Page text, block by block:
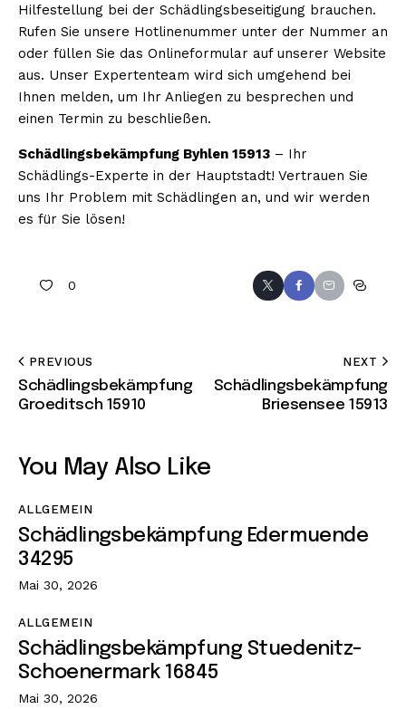
Hilfestellung bei der Schädlingsbeseitigung brauchen.
Rufen Sie unsere Hotlinenummer unter der Nummer an
oder füllen Sie das Onlineformular auf unserer Website
aus. Unser Expertenteam wird sich umgehend bei
Ihnen melden, um Ihr Anliegen zu besprechen und
einen Termin zu beschließen.
Schädlingsbekämpfung Byhlen 15913 – Ihr
Schädlings-Experte in der Hauptstadt! Vertrauen Sie
uns Ihr Problem mit Schädlingen an, und wir werden
es für Sie lösen!
0
PREVIOUS
Schädlingsbekämpfung
Groeditsch 15910
NEXT
Schädlingsbekämpfung
Briesensee 15913
You May Also Like
ALLGEMEIN
Schädlingsbekämpfung Edermuende
34295
Mai 30, 2026
ALLGEMEIN
Schädlingsbekämpfung Stuedenitz-
Schoenermark 16845
Mai 30, 2026